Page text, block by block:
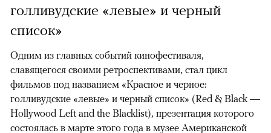
голливудские «левые» и черный
список»
Одним из главных событий кинофестиваля,
славящегося своими ретроспективами, стал цикл
фильмов под названием «Красное и черное:
голливудские «левые» и черный список» (Red & Black —
Hollywood Left and the Blacklist), презентация которого
состоялась в марте этого года в музее Американской